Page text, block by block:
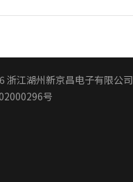
浙江湖州新京昌电子有限公司
号